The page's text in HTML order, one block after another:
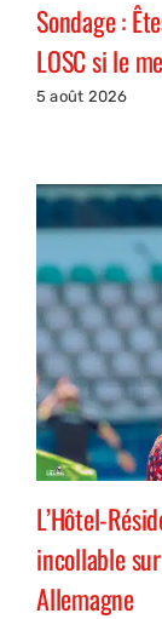
Sondage :
LOSC si le
5 août 2026
L’Hôtel-
incollable
Allemagne